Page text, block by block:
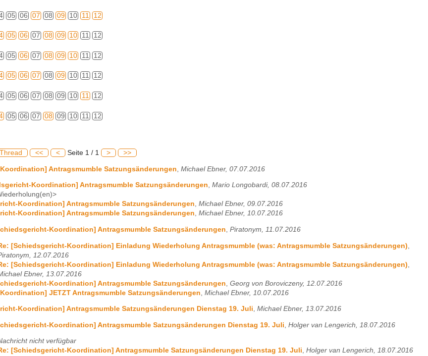
05 06 07 08 09 10 11 12
05 06 07 08 09 10 11 12
05 06 07 08 09 10 11 12
05 06 07 08 09 10 11 12
05 06 07 08 09 10 11 12
05 06 07 08 09 10 11 12
Thread << < Seite 1 / 1 > >>
Antragsmumble Satzungsänderungen Michael Ebner, 07.07.2016
Koordination] Antragsmumble Satzungsänderungen, Mario Longobardi, 08.07.2016
Koordination] Antragsmumble Satzungsänderungen, Michael Ebner, 09.07.2016
Koordination] Antragsmumble Satzungsänderungen, Michael Ebner, 10.07.2016
Koordination] Antragsmumble Satzungsänderungen, Piratonym, 11.07.2016
[Schiedsgericht-Koordination] Einladung Wiederholung Antragsmumble (was: Antragsmumble Satzungsänderungen)
12.07.2016
[Schiedsgericht-Koordination] Einladung Wiederholung Antragsmumble (was: Antragsmumble Satzungsänderungen)
Ebner, 13.07.2016
Koordination] Antragsmumble Satzungsänderungen Georg von Boroviczeny, 12.07.2016
JETZT Antragsmumble Satzungsänderungen Michael Ebner, 10.07.2016
Koordination] Antragsmumble Satzungsänderungen Dienstag 19. Juli, Michael Ebner, 13.07.2016
Koordination] Antragsmumble Satzungsänderungen Dienstag 19. Juli Holger van Lengerich, 18.07.2016
nicht verfügbar
[Schiedsgericht-Koordination] Antragsmumble Satzungsänderungen Dienstag 19. Juli, Holger van Lengerich, 18.07.2016